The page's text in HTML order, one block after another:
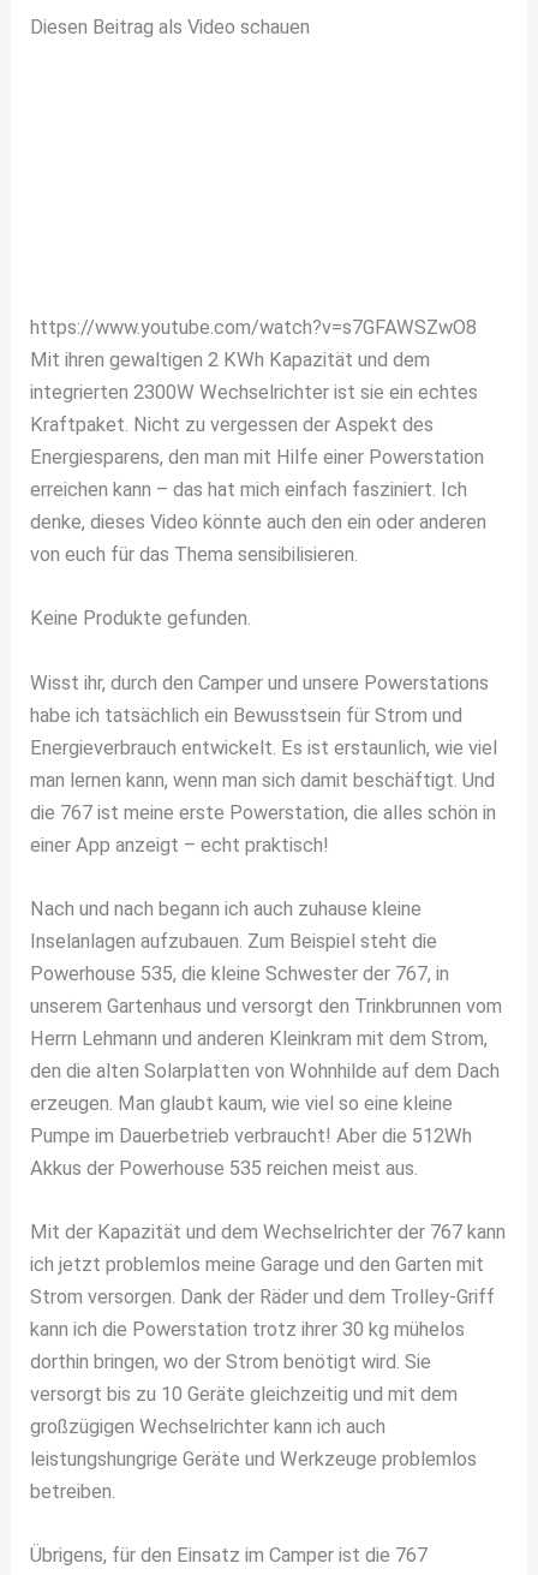
Diesen Beitrag als Video schauen
https://www.youtube.com/watch?v=s7GFAWSZwO8
Mit ihren gewaltigen 2 KWh Kapazität und dem
integrierten 2300W Wechselrichter ist sie ein echtes
Kraftpaket. Nicht zu vergessen der Aspekt des
Energiesparens, den man mit Hilfe einer Powerstation
erreichen kann – das hat mich einfach fasziniert. Ich
denke, dieses Video könnte auch den ein oder anderen
von euch für das Thema sensibilisieren.
Keine Produkte gefunden.
Wisst ihr, durch den Camper und unsere Powerstations
habe ich tatsächlich ein Bewusstsein für Strom und
Energieverbrauch entwickelt. Es ist erstaunlich, wie viel
man lernen kann, wenn man sich damit beschäftigt. Und
die 767 ist meine erste Powerstation, die alles schön in
einer App anzeigt – echt praktisch!
Nach und nach begann ich auch zuhause kleine
Inselanlagen aufzubauen. Zum Beispiel steht die
Powerhouse 535, die kleine Schwester der 767, in
unserem Gartenhaus und versorgt den Trinkbrunnen vom
Herrn Lehmann und anderen Kleinkram mit dem Strom,
den die alten Solarplatten von Wohnhilde auf dem Dach
erzeugen. Man glaubt kaum, wie viel so eine kleine
Pumpe im Dauerbetrieb verbraucht! Aber die 512Wh
Akkus der Powerhouse 535 reichen meist aus.
Mit der Kapazität und dem Wechselrichter der 767 kann
ich jetzt problemlos meine Garage und den Garten mit
Strom versorgen. Dank der Räder und dem Trolley-Griff
kann ich die Powerstation trotz ihrer 30 kg mühelos
dorthin bringen, wo der Strom benötigt wird. Sie
versorgt bis zu 10 Geräte gleichzeitig und mit dem
großzügigen Wechselrichter kann ich auch
leistungshungrige Geräte und Werkzeuge problemlos
betreiben.
Übrigens, für den Einsatz im Camper ist die 767